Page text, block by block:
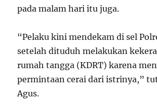
pada malam hari itu juga.
“Pelaku kini mendekam di sel
setelah dituduh melakukan
rumah tangga (KDRT) karena
permintaan cerai dari istrinya,”
Agus.